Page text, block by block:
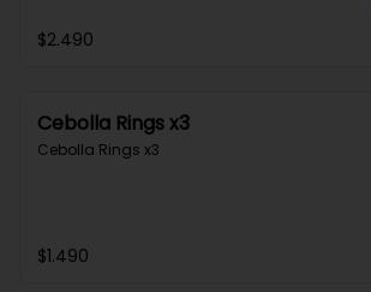
$2.490
Cebolla Rings x3
Cebolla Rings x3
$1.490